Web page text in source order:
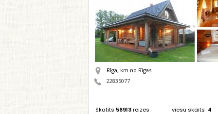
Rīga, km no Rīgas
22835077
Skatīts 56913reizes viesu skaits 4